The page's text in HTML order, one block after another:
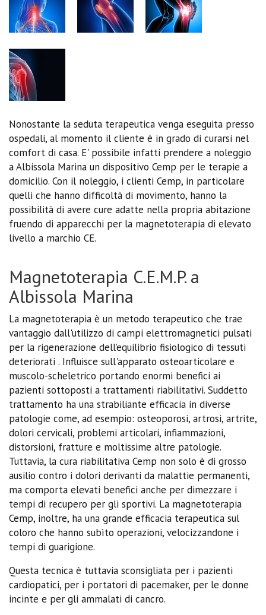
Nonostante la seduta terapeutica venga eseguita presso
ospedali, al momento il cliente è in grado di curarsi nel
comfort di casa. E' possibile infatti prendere a noleggio
a Albissola Marina un dispositivo Cemp per le terapie a
domicilio. Con il noleggio, i clienti Cemp, in particolare
quelli che hanno difficoltà di movimento, hanno la
possibilità di avere cure adatte nella propria abitazione
fruendo di apparecchi per la magnetoterapia di elevato
livello a marchio CE.
Magnetoterapia C.E.M.P. a
Albissola Marina
La magnetoterapia è un metodo terapeutico che trae
vantaggio dall'utilizzo di campi elettromagnetici pulsati
per la rigenerazione dell’equilibrio fisiologico di tessuti
deteriorati . Influisce sull'apparato osteoarticolare e
muscolo-scheletrico portando enormi benefici ai
pazienti sottoposti a trattamenti riabilitativi. Suddetto
trattamento ha una strabiliante efficacia in diverse
patologie come, ad esempio: osteoporosi, artrosi, artrite,
dolori cervicali, problemi articolari, infiammazioni,
distorsioni, fratture e moltissime altre patologie.
Tuttavia, la cura riabilitativa Cemp non solo è di grosso
ausilio contro i dolori derivanti da malattie permanenti,
ma comporta elevati benefici anche per dimezzare i
tempi di recupero per gli sportivi. La magnetoterapia
Cemp, inoltre, ha una grande efficacia terapeutica sul
coloro che hanno subìto operazioni, velocizzandone i
tempi di guarigione.
Questa tecnica è tuttavia sconsigliata per i pazienti
cardiopatici, per i portatori di pacemaker, per le donne
incinte e per gli ammalati di cancro.